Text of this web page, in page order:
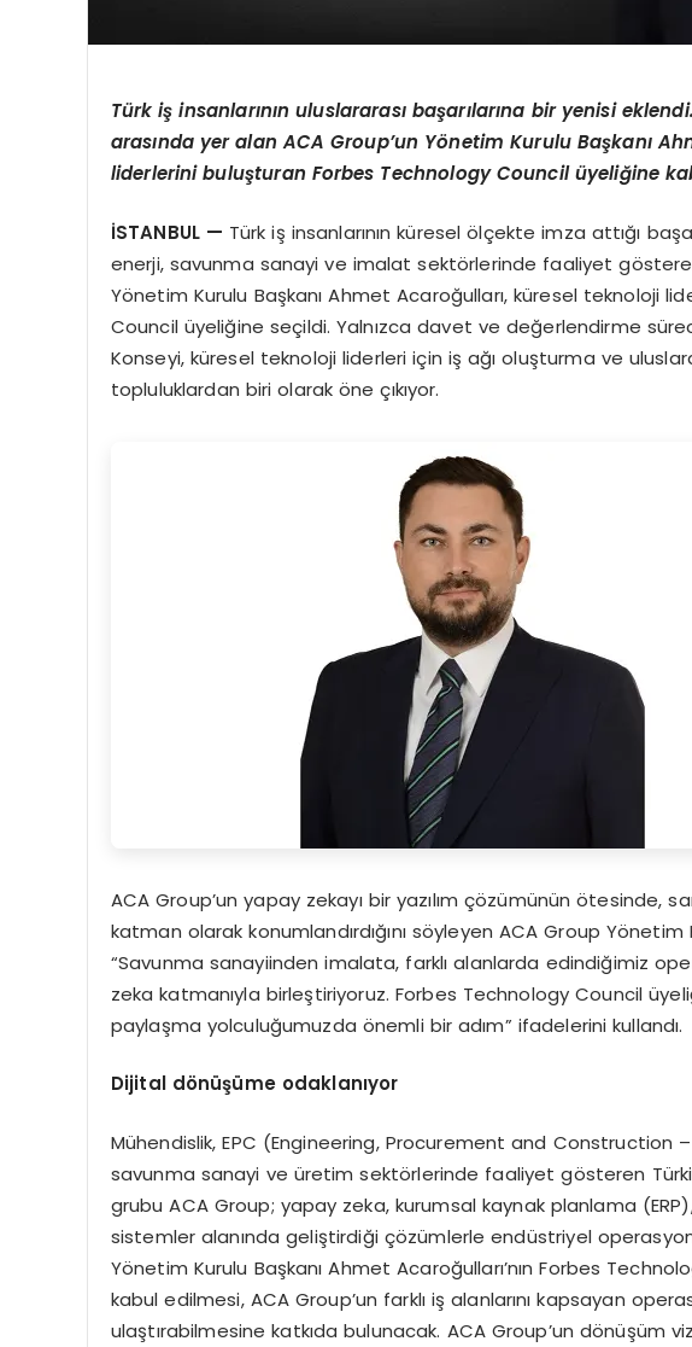
Türk iş insanlarının uluslararası başarılarına bir yenisi
arasında yer alan ACA Group’un Yönetim Kurulu Başkanı
liderlerini buluşturan Forbes Technology Council üyeliğine
İSTANBUL — Türk iş insanlarının küresel ölçekte imza attığı
enerji, savunma sanayi ve imalat sektörlerinde faaliyet
Yönetim Kurulu Başkanı Ahmet Acaroğulları, küresel teknoloji
Council üyeliğine seçildi. Yalnızca davet ve değerlendirme
Konseyi, küresel teknoloji liderleri için iş ağı oluşturma ve
topluluklardan biri olarak öne çıkıyor.
ACA Group’un yapay zekayı bir yazılım çözümünün ötesinde,
katman olarak konumlandırdığını söyleyen ACA Group Yönetim
“Savunma sanayiinden imalata, farklı alanlarda edindiğimiz
zeka katmanıyla birleştiriyoruz. Forbes Technology Council
paylaşma yolculuğumuzda önemli bir adım” ifadelerini kullandı.
Dijital dönüşüme odaklanıyor
Mühendislik, EPC (Engineering, Procurement and Construction
savunma sanayi ve üretim sektörlerinde faaliyet gösteren
grubu ACA Group; yapay zeka, kurumsal kaynak planlama
sistemler alanında geliştirdiği çözümlerle endüstriyel
Yönetim Kurulu Başkanı Ahmet Acaroğulları’nın Forbes
kabul edilmesi, ACA Group’un farklı iş alanlarını kapsayan
ulaştırabilmesine katkıda bulunacak. ACA Group’un dönüşüm